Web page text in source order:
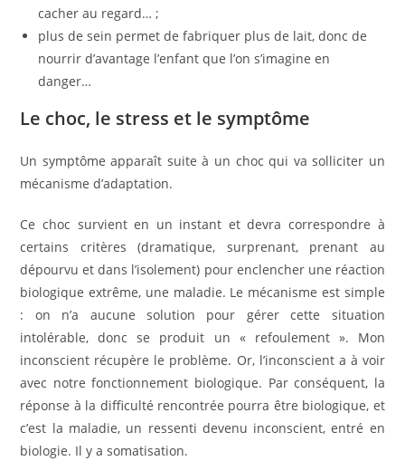
cacher au regard… ;
plus de sein permet de fabriquer plus de lait, donc de
nourrir d’avantage l’enfant que l’on s’imagine en
danger…
Le choc, le stress et le symptôme
Un symptôme apparaît suite à un choc qui va solliciter un
mécanisme d’adaptation.
Ce choc survient en un instant et devra correspondre à
certains critères (dramatique, surprenant, prenant au
dépourvu et dans l’isolement) pour enclencher une réaction
biologique extrême, une maladie. Le mécanisme est simple
: on n’a aucune solution pour gérer cette situation
intolérable, donc se produit un « refoulement ». Mon
inconscient récupère le problème. Or, l’inconscient a à voir
avec notre fonctionnement biologique. Par conséquent, la
réponse à la difficulté rencontrée pourra être biologique, et
c’est la maladie, un ressenti devenu inconscient, entré en
biologie. Il y a somatisation.